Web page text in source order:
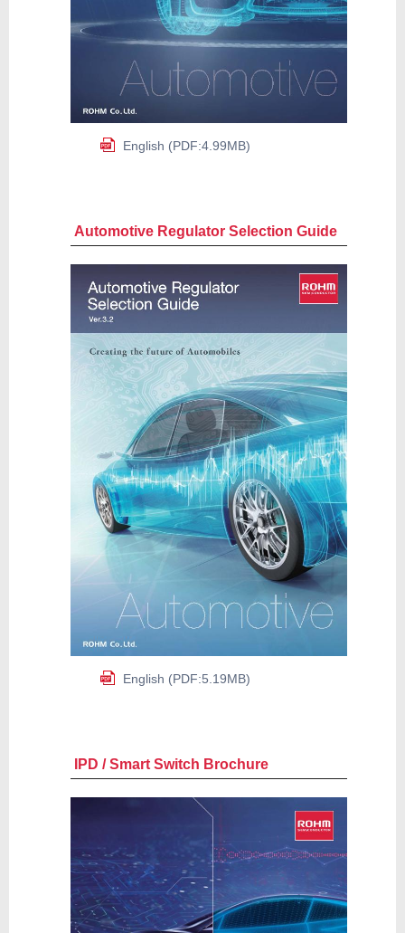
English (PDF:4.99MB)
Automotive Regulator Selection Guide
English (PDF:5.19MB)
IPD / Smart Switch Brochure